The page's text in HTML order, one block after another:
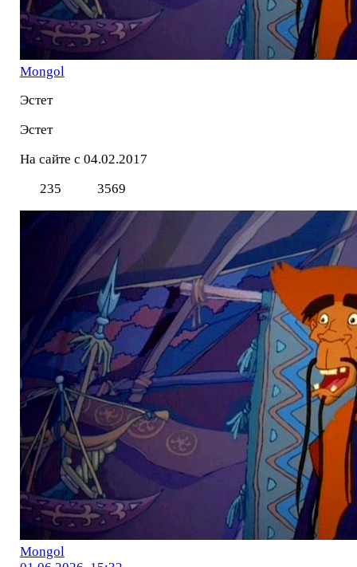
Mоngol
Эстет
Эстет
На сайте с 04.02.2017
235
3569
Mоngol